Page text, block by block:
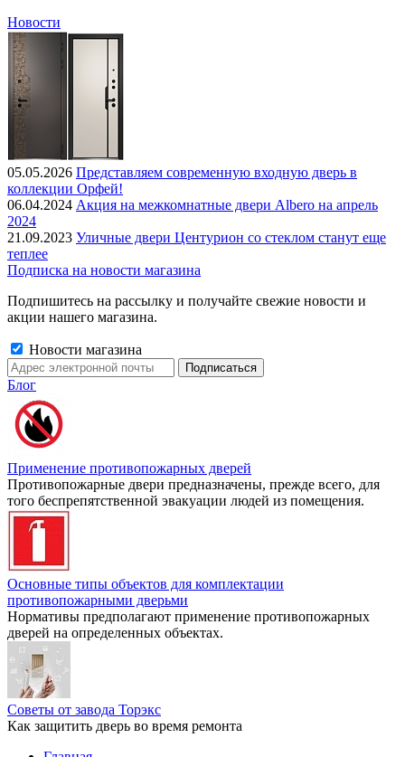
Новости
05.05.2026 Представляем современную входную дверь в
коллекции Орфей!
06.04.2024 Акция на межкомнатные двери Albero на апрель
2024
21.09.2023 Уличные двери Центурион со стеклом станут еще
теплее
Подписка на новости магазина
Подпишитесь на рассылку и получайте свежие новости и
акции нашего магазина.
Новости магазина
Блог
Применение противопожарных дверей
Противопожарные двери предназначены, прежде всего, для
того беспрепятственной эвакуации людей из помещения.
Основные типы объектов для комплектации
противопожарными дверьми
Нормативы предполагают применение противопожарных
дверей на определенных объектах.
Советы от завода Торэкс
Как защитить дверь во время ремонта